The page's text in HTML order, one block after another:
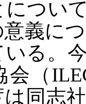
につい
義に
る。
会（
は同志